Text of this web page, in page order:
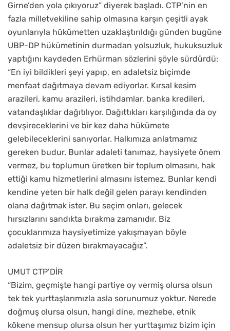
Girne’den yola çıkıyoruz” diyerek başladı. CTP’nin en
fazla milletvekiline sahip olmasına karşın çeşitli ayak
oyunlarıyla hükümetten uzaklaştırıldığı günden bugüne
UBP-DP hükümetinin durmadan yolsuzluk, hukuksuzluk
yaptığını kaydeden Erhürman sözlerini şöyle sürdürdü:
“En iyi bildikleri şeyi yapıp, en adaletsiz biçimde
menfaat dağıtmaya devam ediyorlar. Kırsal kesim
arazileri, kamu arazileri, istihdamlar, banka kredileri,
vatandaşlıklar dağıtılıyor. Dağıttıkları karşılığında da oy
devşireceklerini ve bir kez daha hükümete
gelebileceklerini sanıyorlar. Halkımıza anlatmamız
gereken budur. Bunlar adaleti tanımaz, haysiyete önem
vermez, bu toplumun üretken bir toplum olmasını, hak
ettiği kamu hizmetlerini almasını istemez. Bunlar kendi
kendine yeten bir halk değil gelen parayı kendinden
olana dağıtmak ister. Bu seçim onları, gelecek
hırsızlarını sandıkta bırakma zamanıdır. Biz
çocuklarımıza haysiyetimize yakışmayan böyle
adaletsiz bir düzen bırakmayacağız”.
UMUT CTP’DİR
“Bizim, geçmişte hangi partiye oy vermiş olursa olsun
tek tek yurttaşlarımızla asla sorunumuz yoktur. Nerede
doğmuş olursa olsun, hangi dine, mezhebe, etnik
kökene mensup olursa olsun her yurttaşımız bizim için